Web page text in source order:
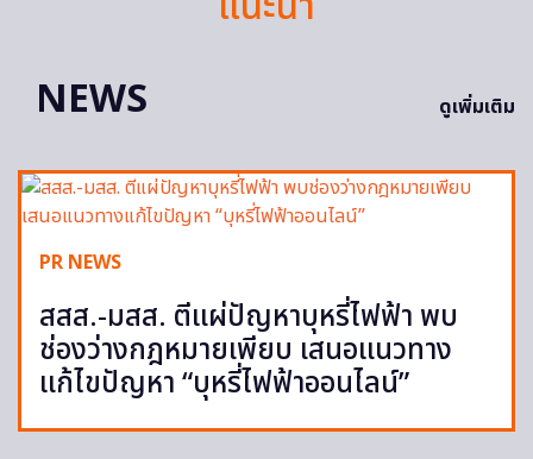
NEWS
ดูเพิ่มเติม
PR NEWS
สสส.-มสส. ตีแผ่ปัญหาบุหรี่ไฟฟ้า พบ
ช่องว่างกฎหมายเพียบ เสนอแนวทาง
แก้ไขปัญหา “บุหรี่ไฟฟ้าออนไลน์”